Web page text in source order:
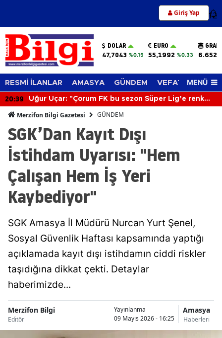
Giriş Yap 12
DOLAR
47,7043 %0.15
EURO
55,1992 %0.33
RESMİ İLANLAR AMASYA GÜNDEM VEFAT EDENLER
MENÜ
20:39
Uğur Uçar: "Çorum FK bu sezon Süper Lig’e renk
Merzifon Bilgi Gazetesi GÜNDEM
SGK’Dan Kayıt Dışı
İstihdam Uyarısı: "Hem
Çalışan Hem İş Yeri
Kaybediyor"
SGK Amasya İl Müdürü Nurcan Yurt Şenel,
Sosyal Güvenlik Haftası kapsamında yaptığı
açıklamada kayıt dışı istihdamın ciddi riskler
taşıdığına dikkat çekti. Detaylar
haberimizde...
Merzifon Bilgi
Editör
Yayınlanma
09 Mayıs 2026 - 16:25
Amasya
Haberleri